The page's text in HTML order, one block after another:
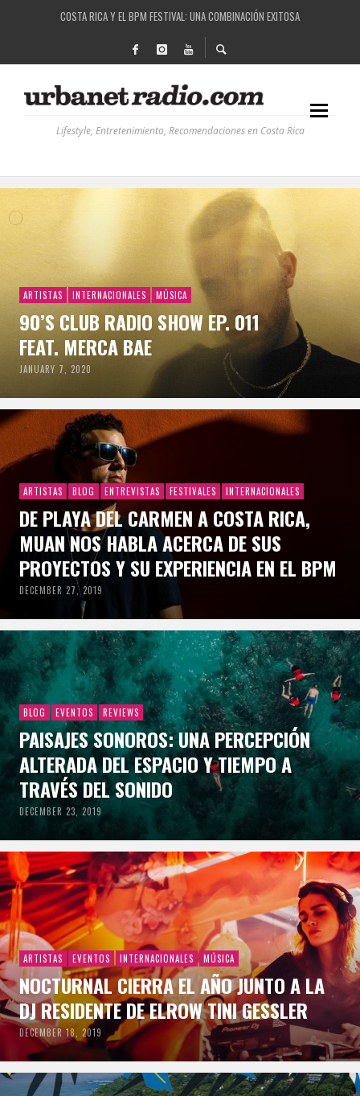
COSTA RICA Y EL BPM FESTIVAL: UNA COMBINACIÓN EXITOSA
RUTAS NATURBANAS: EL PROYECTO QUE ESTÁ TRANSFORMANDO LA CALIDAD DE
LA HISTORIA DETRÁS DE LA MÚSICA ELECTRÓNICA: BBC RADIOPHONIC WORKSHOP
Lifestyle, Entretenimiento, Recomendaciones en Costa Rica
ARTISTAS INTERNACIONALES MÚSICA
90’S CLUB RADIO SHOW EP. 011
FEAT. MERCA BAE
JANUARY 7, 2020
ARTISTAS BLOG ENTREVISTAS FESTIVALES INTERNACIONALES
DE PLAYA DEL CARMEN A COSTA RICA,
MUAN NOS HABLA ACERCA DE SUS
PROYECTOS Y SU EXPERIENCIA EN EL BPM
DECEMBER 27, 2019
BLOG EVENTOS REVIEWS
PAISAJES SONOROS: UNA PERCEPCIÓN
ALTERADA DEL ESPACIO Y TIEMPO A
TRAVÉS DEL SONIDO
DECEMBER 23, 2019
ARTISTAS EVENTOS INTERNACIONALES MÚSICA
NOCTURNAL CIERRA EL AÑO JUNTO A LA
DJ RESIDENTE DE ELROW TINI GESSLER
DECEMBER 18, 2019